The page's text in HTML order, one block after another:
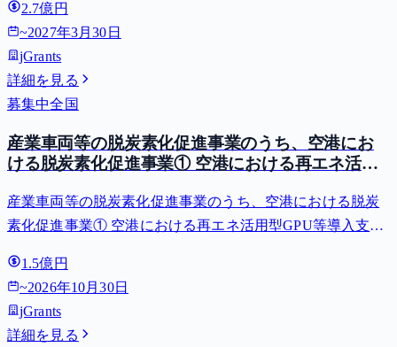
2.7億円
~2027年3月30日
jGrants
詳細を見る
募集中全国
産業車両等の脱炭素化促進事業のうち、空港にお
ける脱炭素化促進事業① 空港における再エネ活用
費等補助金）
産業車両等の脱炭素化促進事業のうち、空港における脱炭
素化促進事業① 空港における再エネ活用型GPU等導入支援
1.5億円
~2026年10月30日
jGrants
詳細を見る